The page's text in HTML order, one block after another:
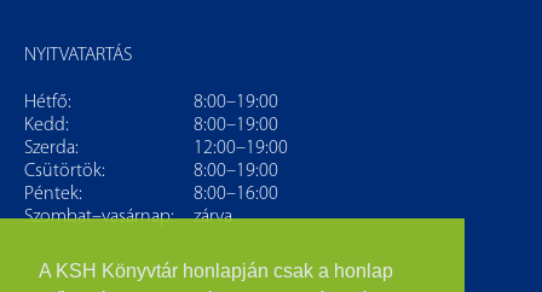
A KSH Könyvtár honlapján csak a honlap
NYITVATARTÁS
Hétfő:
8:00–19:00
Kedd:
8:00–19:00
Szerda:
12:00–19:00
Csütörtök:
8:00–19:00
Péntek:
8:00–16:00
Szombat–vasárnap:
zárva